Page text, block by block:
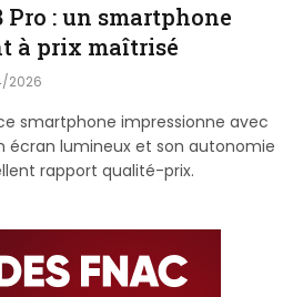
Pro : un smartphone
à prix maîtrisé
2026
smartphone impressionne avec
écran lumineux et son autonomie
rapport qualité-prix.